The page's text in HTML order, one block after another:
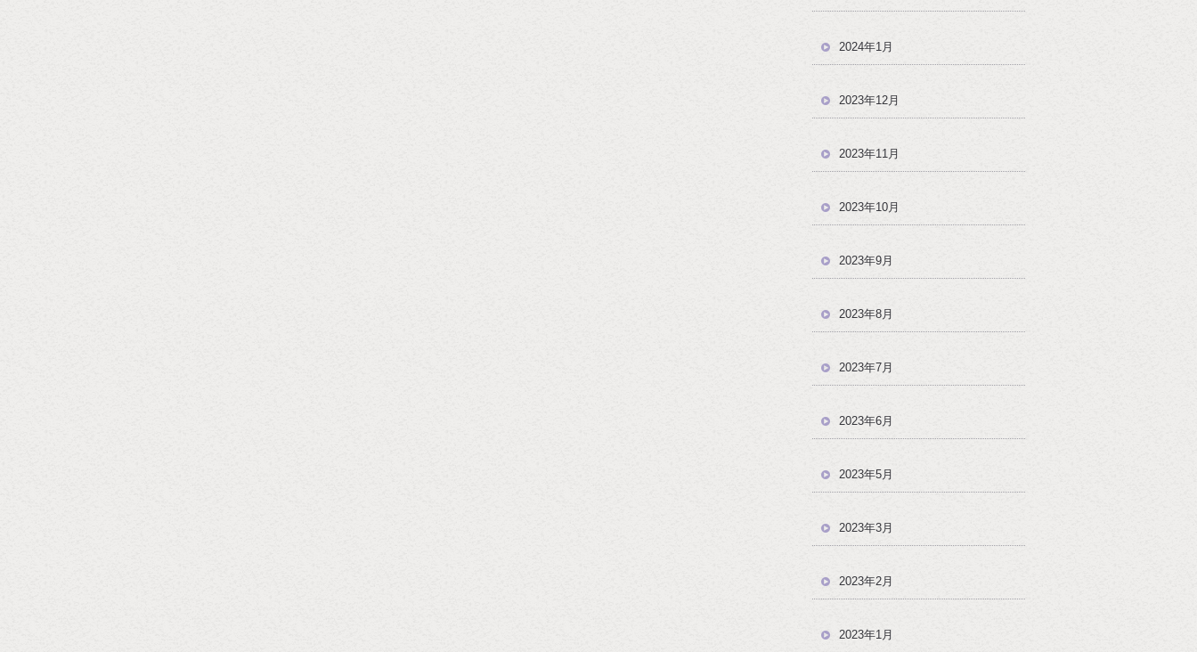
2024年1月
2023年12月
2023年11月
2023年10月
2023年9月
2023年8月
2023年7月
2023年6月
2023年5月
2023年3月
2023年2月
2023年1月